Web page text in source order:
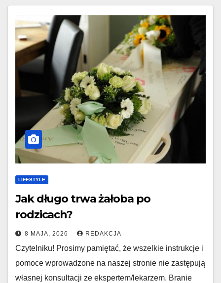
LIFESTYLE
Jak długo trwa żałoba po
rodzicach?
8 MAJA, 2026 REDAKCJA
Czytelniku! Prosimy pamiętać, że wszelkie instrukcje i
pomoce wprowadzone na naszej stronie nie zastępują
własnej konsultacji ze ekspertem/lekarzem. Branie